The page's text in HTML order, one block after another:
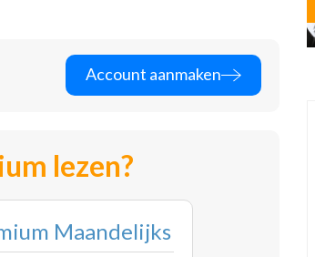
Account aanmaken
lezen?
Maandelijks